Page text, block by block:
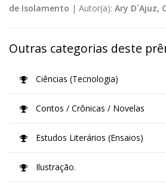
de Isolamento | Autor(a): Ary D´Ajuz,
Outras categorias deste
Ciências (Tecnologia)
Contos / Crônicas / Novelas
Estudos Literários (Ensaios)
Ilustração.